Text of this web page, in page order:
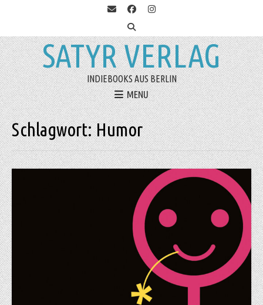
SATYR VERLAG
INDIEBOOKS AUS BERLIN
MENU
Schlagwort:Humor